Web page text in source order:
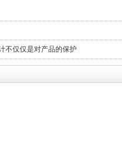
不仅仅是对产品的保护